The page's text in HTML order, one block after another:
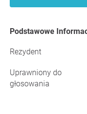
Podstawowe
Rezydent
Uprawniony do
głosowania